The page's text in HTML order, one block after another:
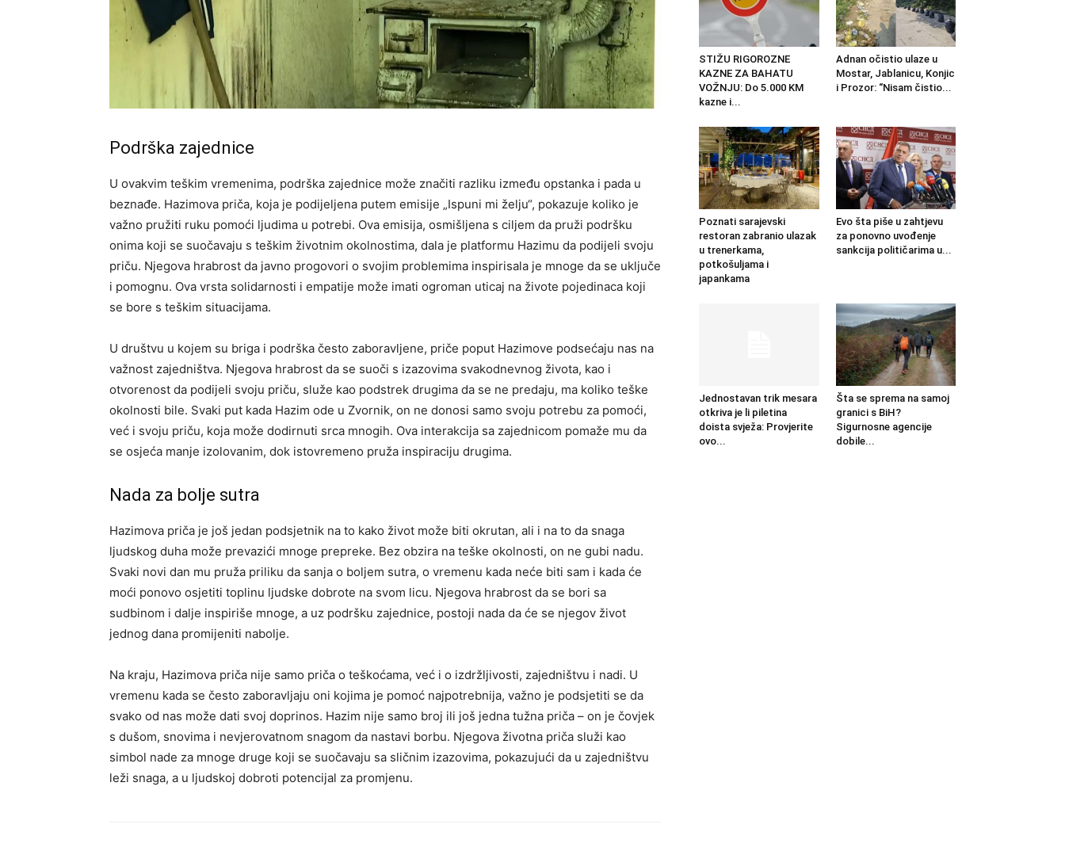
Podrška zajednice
U ovakvim teškim vremenima, podrška zajednice može značiti razliku između opstanka i pada u
beznađe. Hazimova priča, koja je podijeljena putem emisije „Ispuni mi želju“, pokazuje koliko je
važno pružiti ruku pomoći ljudima u potrebi. Ova emisija, osmišljena s ciljem da pruži podršku
onima koji se suočavaju s teškim životnim okolnostima, dala je platformu Hazimu da podijeli svoju
priču. Njegova hrabrost da javno progovori o svojim problemima inspirisala je mnoge da se uključe
i pomognu. Ova vrsta solidarnosti i empatije može imati ogroman uticaj na živote pojedinaca koji
se bore s teškim situacijama.
U društvu u kojem su briga i podrška često zaboravljene, priče poput Hazimove podsećaju nas na
važnost zajedništva. Njegova hrabrost da se suoči s izazovima svakodnevnog života, kao i
otvorenost da podijeli svoju priču, služe kao podstrek drugima da se ne predaju, ma koliko teške
okolnosti bile. Svaki put kada Hazim ode u Zvornik, on ne donosi samo svoju potrebu za pomoći,
već i svoju priču, koja može dodirnuti srca mnogih. Ova interakcija sa zajednicom pomaže mu da
se osjeća manje izolovanim, dok istovremeno pruža inspiraciju drugima.
Nada za bolje sutra
Hazimova priča je još jedan podsjetnik na to kako život može biti okrutan, ali i na to da snaga
ljudskog duha može prevazići mnoge prepreke. Bez obzira na teške okolnosti, on ne gubi nadu.
Svaki novi dan mu pruža priliku da sanja o boljem sutra, o vremenu kada neće biti sam i kada će
moći ponovo osjetiti toplinu ljudske dobrote na svom licu. Njegova hrabrost da se bori sa
sudbinom i dalje inspiriše mnoge, a uz podršku zajednice, postoji nada da će se njegov život
jednog dana promijeniti nabolje.
Na kraju, Hazimova priča nije samo priča o teškoćama, već i o izdržljivosti, zajedništvu i nadi. U
vremenu kada se često zaboravljaju oni kojima je pomoć najpotrebnija, važno je podsjetiti se da
svako od nas može dati svoj doprinos. Hazim nije samo broj ili još jedna tužna priča – on je čovjek
s dušom, snovima i nevjerovatnom snagom da nastavi borbu. Njegova životna priča služi kao
simbol nade za mnoge druge koji se suočavaju sa sličnim izazovima, pokazujući da u zajedništvu
leži snaga, a u ljudskoj dobroti potencijal za promjenu.
STIŽU RIGOROZNE
KAZNE ZA BAHATU
VOŽNJU: Do 5.000 KM
kazne i...
Adnan očistio ulaze u
Mostar, Jablanicu, Konjic
i Prozor: “Nisam čistio...
Poznati sarajevski
restoran zabranio ulazak
u trenerkama,
potkošuljama i
japankama
Evo šta piše u zahtjevu
za ponovno uvođenje
sankcija političarima u...
Jednostavan trik mesara
otkriva je li piletina
doista svježa: Provjerite
ovo...
Šta se sprema na samoj
granici s BiH?
Sigurnosne agencije
dobile...